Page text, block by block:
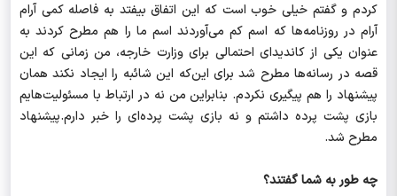
کردم و گفتم خیلی خوب است که این اتفاق بیفتد به فاصله کمی آرام
آرام در روزنامه‌ها که اسم کم می‌آوردند اسم ما را هم مطرح کردند به
عنوان یکی از کاندیدای احتمالی برای وزارت خارجه، من زمانی که این
قصه در رسانه‌ها مطرح شد برای این‌که این شائبه را ایجاد نکند همان
پیشنهاد را هم پیگیری نکردم. بنابراین من نه در ارتباط با مسئولیت‌هایم
بازی پشت پرده داشتم و نه بازی پشت‌ پرده‌ای را خبر دارم.پیشنهاد
مطرح شد.
چه طور به شما گفتند؟